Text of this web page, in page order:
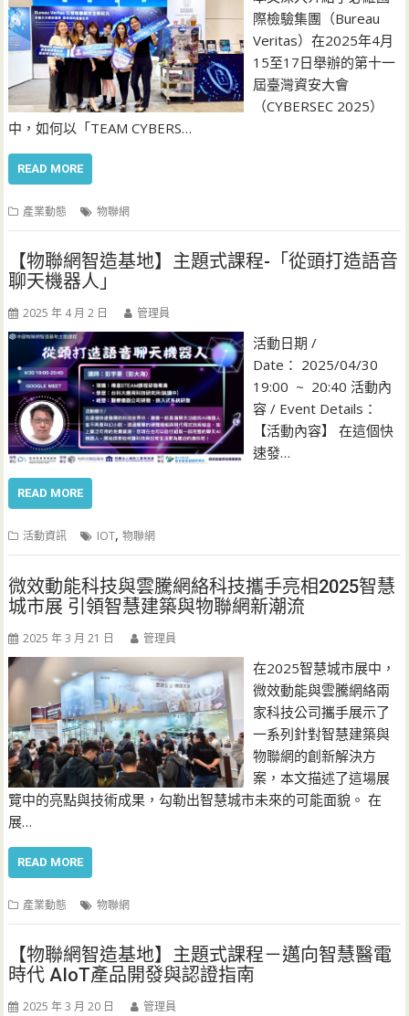
際檢驗集團（Bureau
Veritas）在2025年4月
15至17日舉辦的第十一
屆臺灣資安大會
（CYBERSEC 2025）
中，如何以「TEAM CYBERS…
READ MORE
產業動態 物聯網
【物聯網智造基地】主題式課程-「從頭打造語音
聊天機器人」
2025 年 4 月 2 日 管理員
活動日期 /
Date： 2025/04/30
19:00 ~ 20:40 活動內
容 / Event Details：
【活動內容】 在這個快
速發…
READ MORE
活動資訊 IOT,物聯網
微效動能科技與雲騰網絡科技攜手亮相2025智慧
城市展 引領智慧建築與物聯網新潮流
2025 年 3 月 21 日 管理員
在2025智慧城市展中，
微效動能與雲騰網絡兩
家科技公司攜手展示了
一系列針對智慧建築與
物聯網的創新解決方
案，本文描述了這場展
覽中的亮點與技術成果，勾勒出智慧城市未來的可能面貌。 在
展…
READ MORE
產業動態 物聯網
【物聯網智造基地】主題式課程－邁向智慧醫電
時代 AIoT產品開發與認證指南
2025 年 3 月 20 日 管理員